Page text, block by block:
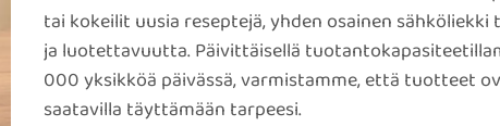
tai kokeilit uusia reseptejä, yhden osainen
ja luotettavuutta. Päivittäisellä
000 yksikköä päivässä, varmistamme, että tuotteet
saatavilla täyttämään tarpeesi.